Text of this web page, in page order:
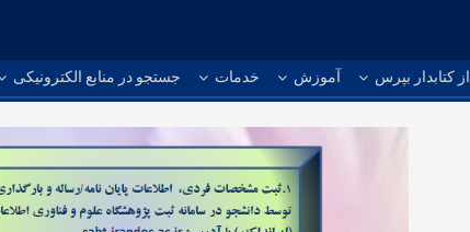
جستجو در منابع الکترونیکی خدمات آموزش از کتابدار بپرس